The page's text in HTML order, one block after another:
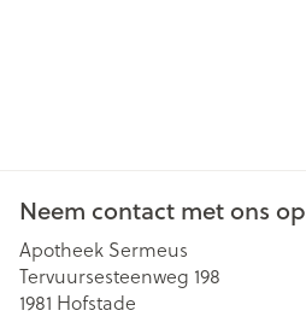
Neem contact met ons op
Apotheek Sermeus
Tervuursesteenweg 198
1981 Hofstade